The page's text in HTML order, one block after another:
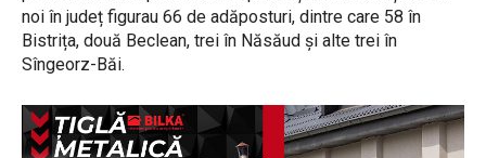
noi în județ figurau 66 de adăposturi, dintre care 58 în
Bistrița, două Beclean, trei în Năsăud și alte trei în
Sîngeorz-Băi.